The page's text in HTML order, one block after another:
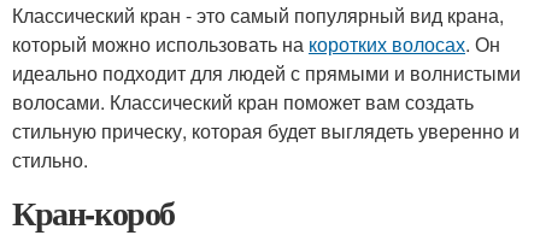
Классический кран - это самый популярный вид крана,
который можно использовать на коротких волосах. Он
идеально подходит для людей с прямыми и волнистыми
волосами. Классический кран поможет вам создать
стильную прическу, которая будет выглядеть уверенно и
стильно.
Кран-короб